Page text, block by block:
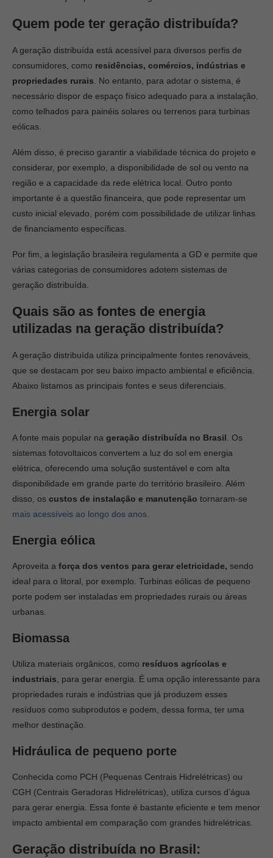
Quem pode ter geração distribuída?
A geração distribuída está acessível para diversos perfis de
consumidores, como residências, comércios, indústrias e
propriedades rurais . No entanto, para adotar o sistema, é
necessário dispor de espaço físico adequado para a instalação,
como telhados para painéis solares ou terrenos para turbinas
eólicas.
Além disso, é preciso garantir a viabilidade técnica do projeto e
considerar, por exemplo, a disponibilidade de sol ou vento na
região e a capacidade da rede elétrica local. Outro ponto
importante é a questão financeira, que pode representar um
custo inicial elevado, porém com possibilidade de utilizar linhas
de financiamento específicas.
Por fim, a legislação brasileira regulamenta a GD e permite que
várias categorias de consumidores adotem sistemas de
geração distribuída.
Quais são as fontes de energia
utilizadas na geração distribuída?
A geração distribuída utiliza principalmente fontes renováveis,
que se destacam por seu baixo impacto ambiental e eficiência.
Abaixo listamos as principais fontes e seus diferenciais.
Energia solar
A fonte mais popular na geração distribuída no Brasil . Os
sistemas fotovoltaicos convertem a luz do sol em energia
elétrica, oferecendo uma solução sustentável e com alta
disponibilidade em grande parte do território brasileiro. Além
disso, os custos de instalação e manutenção tornaram-se
mais acessíveis ao longo dos anos.
Energia eólica
Aproveita a força dos ventos para gerar eletricidade, sendo
ideal para o litoral, por exemplo. Turbinas eólicas de pequeno
porte podem ser instaladas em propriedades rurais ou áreas
urbanas.
Biomassa
Utiliza materiais orgânicos, como resíduos agrícolas e
industriais , para gerar energia. É uma opção interessante para
propriedades rurais e indústrias que já produzem esses
resíduos como subprodutos e podem, dessa forma, ter uma
melhor destinação.
Hidráulica de pequeno porte
Conhecida como PCH (Pequenas Centrais Hidrelétricas) ou
CGH (Centrais Geradoras Hidrelétricas), utiliza cursos d’água
para gerar energia. Essa fonte é bastante eficiente e tem menor
impacto ambiental em comparação com grandes hidrelétricas.
Geração distribuída no Brasil: